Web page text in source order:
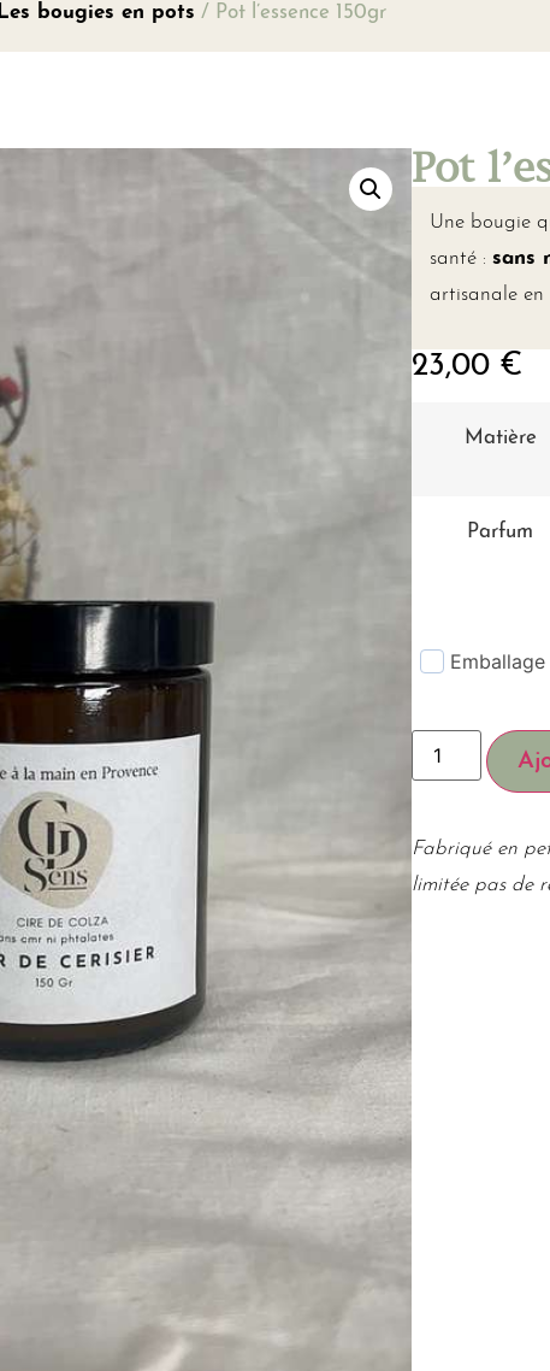
Les bougies en pots / Pot l’essence 150gr
Pot
Une bougie
santé : sans
artisanale en
23,00 €
Matière
Parfum
Fabriqué en
limitée pas de